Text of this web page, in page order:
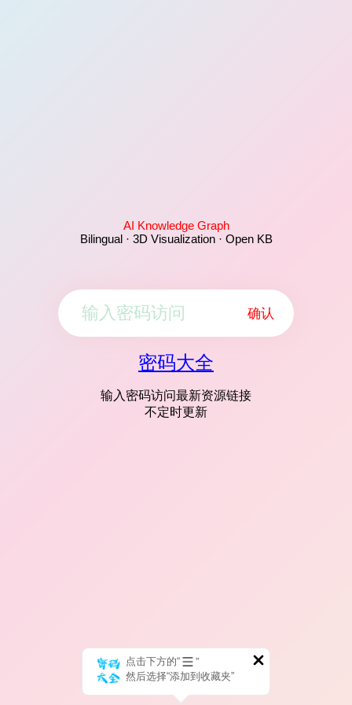
AI Knowledge Graph
Bilingual · 3D Visualization · Open KB
确认
密码大全
输入密码访问最新资源链接
不定时更新
点击下方的“
”
然后选择“添加到收藏夹”